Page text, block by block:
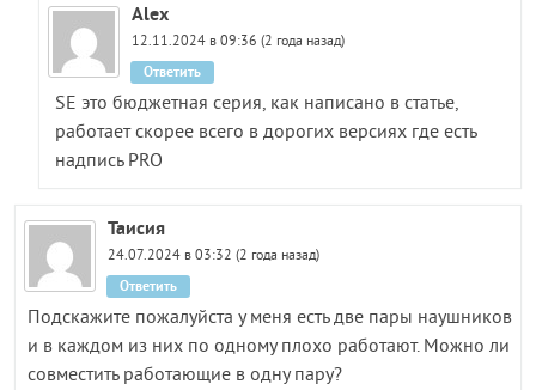
Alex
12.11.2024 в 09:36 (2 года назад)
SE это бюджетная серия, как написано в статье,
работает скорее всего в дорогих версиях где есть
надпись PRO
Ответить
Таисия
24.07.2024 в 03:32 (2 года назад)
Подскажите пожалуйста у меня есть две пары наушников
и в каждом из них по одному плохо работают. Можно ли
совместить работающие в одну пару?
Ответить